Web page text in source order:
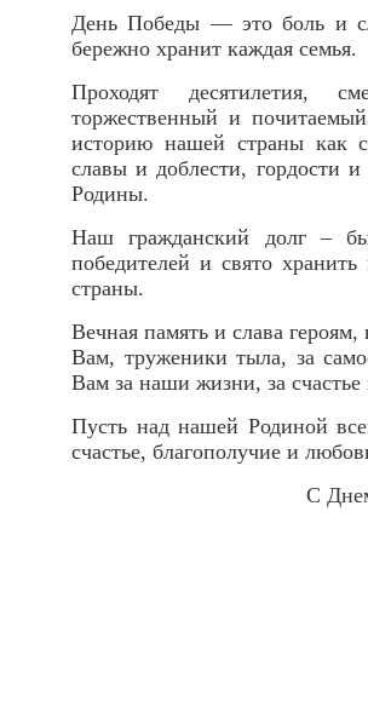
День Победы — это боль и
бережно хранит каждая семья.
Проходят десятилетия,
торжественный и
историю нашей страны как
славы и доблести, гордости
Родины.
Наш гражданский долг –
победителей и свято
страны.
Вечная память и слава
Вам, труженики тыла, за
Вам за наши жизни, за счастье
Пусть над нашей Родиной
счастье, благополучие и
С